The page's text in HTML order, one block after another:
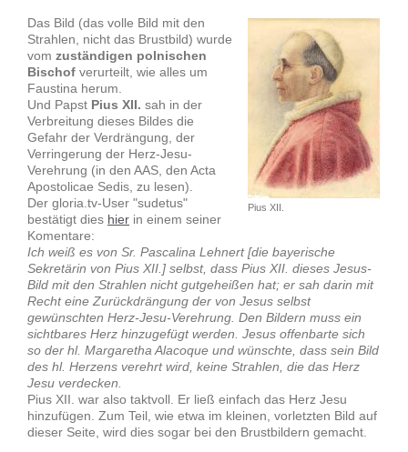
Pius XII.
Das Bild (das volle Bild mit den
Strahlen, nicht das Brustbild) wurde
vom zuständigen polnischen
Bischof verurteilt, wie alles um
Faustina herum.
Und Papst Pius XII. sah in der
Verbreitung dieses Bildes die
Gefahr der Verdrängung, der
Verringerung der Herz-Jesu-
Verehrung (in den AAS, den Acta
Apostolicae Sedis, zu lesen).
Der gloria.tv-User "sudetus"
bestätigt dies hier in einem seiner
Komentare:
Ich weiß es von Sr. Pascalina Lehnert [die bayerische
Sekretärin von Pius XII.] selbst, dass Pius XII. dieses Jesus-
Bild mit den Strahlen nicht gutgeheißen hat; er sah darin mit
Recht eine Zurückdrängung der von Jesus selbst
gewünschten Herz-Jesu-Verehrung. Den Bildern muss ein
sichtbares Herz hinzugefügt werden. Jesus offenbarte sich
so der hl. Margaretha Alacoque und wünschte, dass sein Bild
des hl. Herzens verehrt wird, keine Strahlen, die das Herz
Jesu verdecken.
Pius XII. war also taktvoll. Er ließ einfach das Herz Jesu
hinzufügen. Zum Teil, wie etwa im kleinen, vorletzten Bild auf
dieser Seite, wird dies sogar bei den Brustbildern gemacht.